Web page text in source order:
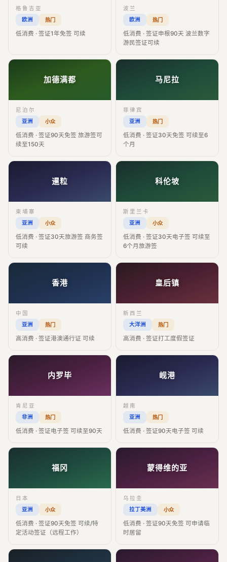
格鲁吉亚
欧洲
热门
低消费 · 签证1年免签 可续
波兰
欧洲
热门
低消费 · 签证申根90天 波兰数字
游民签证可续
加德满都
尼泊尔
亚洲
小众
低消费 · 签证90天免签 旅游签可
续至150天
马尼拉
菲律宾
亚洲
热门
低消费 · 签证30天免签 可续至6
个月
暹粒
柬埔寨
亚洲
小众
低消费 · 签证30天旅游签 商务签
可续
科伦坡
斯里兰卡
亚洲
小众
低消费 · 签证30天电子签 可续至
6个月旅游签
香港
中国
亚洲
热门
高消费 · 签证港澳通行证 可续
皇后镇
新西兰
大洋洲
热门
高消费 · 签证打工度假签证
内罗毕
肯尼亚
非洲
热门
低消费 · 签证电子签 可续至90天
岘港
越南
亚洲
热门
低消费 · 签证90天电子签 可续
福冈
日本
亚洲
小众
低消费 · 签证90天免签 可续/特
定活动签证（远程工作）
蒙得维的亚
乌拉圭
拉丁美洲
小众
低消费 · 签证90天免签 可申请临
时居留